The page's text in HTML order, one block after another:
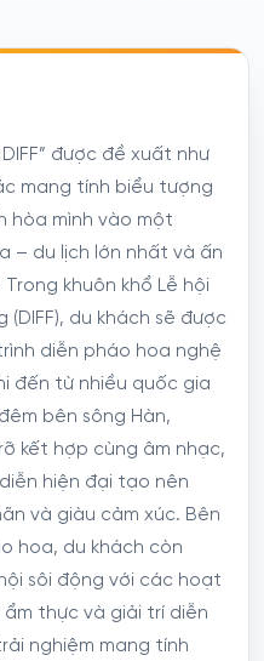
được đề xuất như
mang tính biểu tượng
hòa mình vào một
– du lịch lớn nhất và ấn
khuôn khổ Lễ hội
du khách sẽ được
diễn pháo hoa nghệ
đến từ nhiều quốc gia
bên sông Hàn,
kết hợp cùng âm nhạc,
hiện đại tạo nên
và giàu cảm xúc. Bên
hoa, du khách còn
sôi động với các hoạt
thực và giải trí diễn
nghiệm mang tính